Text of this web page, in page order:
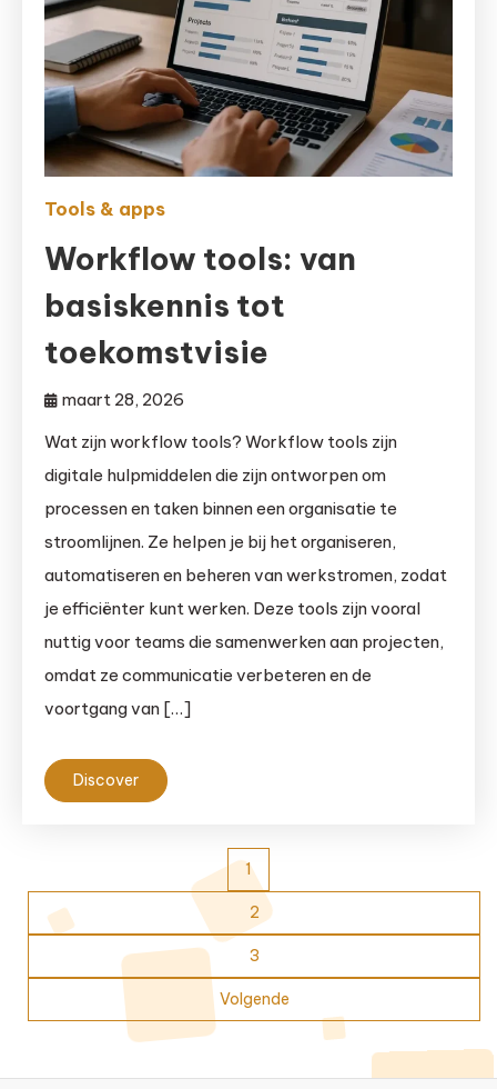
Tools & apps
Workflow tools: van
basiskennis tot
toekomstvisie
maart 28, 2026
Wat zijn workflow tools? Workflow tools zijn
digitale hulpmiddelen die zijn ontworpen om
processen en taken binnen een organisatie te
stroomlijnen. Ze helpen je bij het organiseren,
automatiseren en beheren van werkstromen, zodat
je efficiënter kunt werken. Deze tools zijn vooral
nuttig voor teams die samenwerken aan projecten,
omdat ze communicatie verbeteren en de
voortgang van […]
Discover
paginering
1
2
3
Volgende